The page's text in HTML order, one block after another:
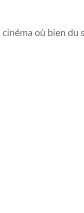
cinéma où bien